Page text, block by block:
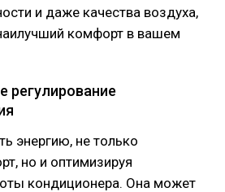
и даже качества воздуха,
комфорт в вашем
регулирование
энергию, не только
но и оптимизируя
кондиционера. Она может